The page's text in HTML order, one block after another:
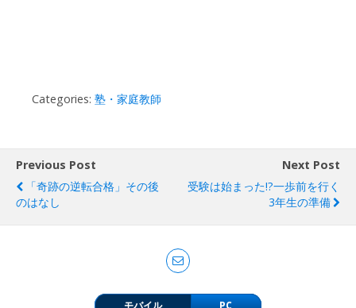
Categories: 塾・家庭教師
Previous Post
「奇跡の逆転合格」その後
のはなし
Next Post
受験は始まった!?一歩前を行く
3年生の準備
モバイル PC